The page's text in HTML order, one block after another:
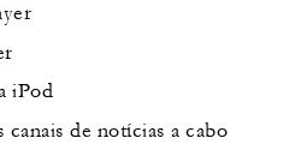
iPod
canais de notícias a cabo